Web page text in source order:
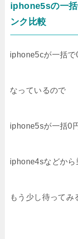
iphone5sの一
ンク比較
iphone5cが一括で
なっているので
iphone5sが一括0
iphone4sなどから
もう少し待ってみ